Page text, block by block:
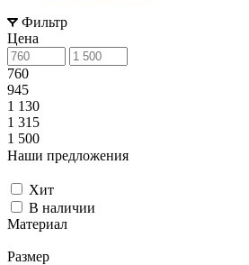
Фильтр
Цена
760
945
1 130
1 315
1 500
Наши предложения
Хит
В наличии
Материал
Размер